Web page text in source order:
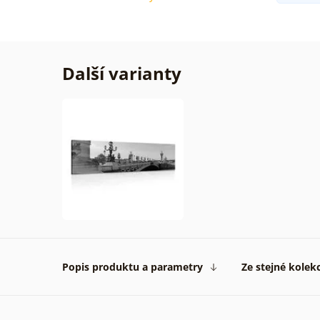
Další varianty
Popis produktu a parametry Ze stejné